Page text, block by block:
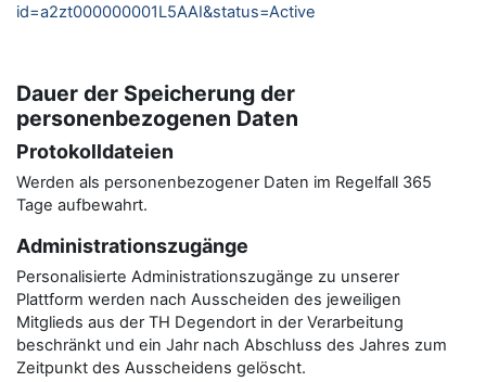
id=a2zt000000001L5AAI&status=Active
Dauer der Speicherung der
personenbezogenen Daten
Protokolldateien
Werden als personenbezogener Daten im Regelfall 365
Tage aufbewahrt.
Administrationszugänge
Personalisierte Administrationszugänge zu unserer
Plattform werden nach Ausscheiden des jeweiligen
Mitglieds aus der TH Degendort in der Verarbeitung
beschränkt und ein Jahr nach Abschluss des Jahres zum
Zeitpunkt des Ausscheidens gelöscht.